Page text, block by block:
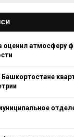
оценил атмосферу